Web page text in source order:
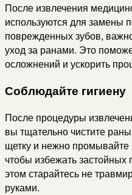
После извлечения
используются для замены
поврежденных зубов,
уход за ранами. Это
осложнений и ускорить
Соблюдайте гигиену
После процедуры
вы тщательно чистите
щетку и нежно промывайте
чтобы избежать
этом старайтесь не
руками.